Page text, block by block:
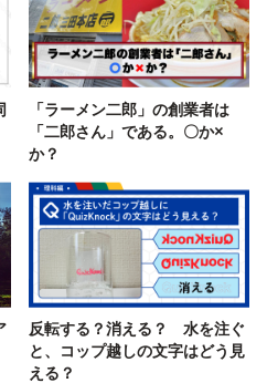
「ラーメン二郎」の創業者は
「二郎さん」である。〇か×
か？
反転する？消える？ 水を注ぐ
と、コップ越しの文字はどう見
える？